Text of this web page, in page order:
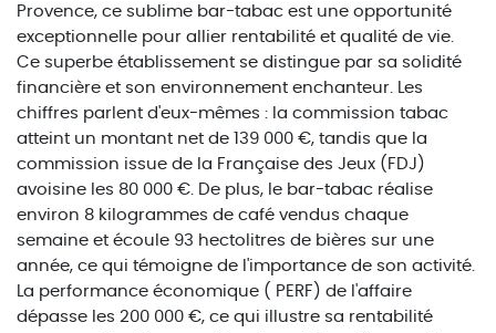
Provence, ce sublime bar-tabac est une opportunité
exceptionnelle pour allier rentabilité et qualité de vie.
Ce superbe établissement se distingue par sa solidité
financière et son environnement enchanteur. Les
chiffres parlent d'eux-mêmes : la commission tabac
atteint un montant net de 139 000 €, tandis que la
commission issue de la Française des Jeux (FDJ)
avoisine les 80 000 €. De plus, le bar-tabac réalise
environ 8 kilogrammes de café vendus chaque
semaine et écoule 93 hectolitres de bières sur une
année, ce qui témoigne de l'importance de son activité.
La performance économique ( PERF) de l'affaire
dépasse les 200 000 €, ce qui illustre sa rentabilité